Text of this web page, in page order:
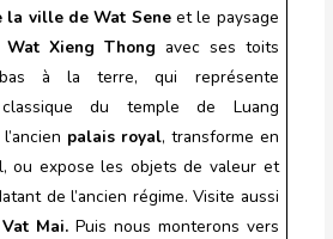
la ville de Wat Seneet le paysage
Wat Xieng Thong avec ses toits
à la terre, qui représente
classique du temple de Luang
palais royal, transforme en
ou expose les objets de valeur et
de l’ancien régime. Visite aussi
Mai.Puis nous monterons vers